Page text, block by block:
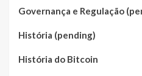
Governança e Regulação
História (pending)
História do Bitcoin